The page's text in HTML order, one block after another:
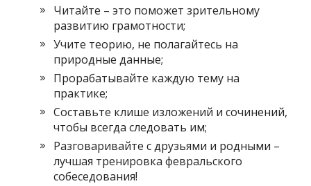
Читайте – это поможет зрительному
развитию грамотности;
Учите теорию, не полагайтесь на
природные данные;
Прорабатывайте каждую тему на
практике;
Составьте клише изложений и сочинений,
чтобы всегда следовать им;
Разговаривайте с друзьями и родными –
лучшая тренировка февральского
собеседования!